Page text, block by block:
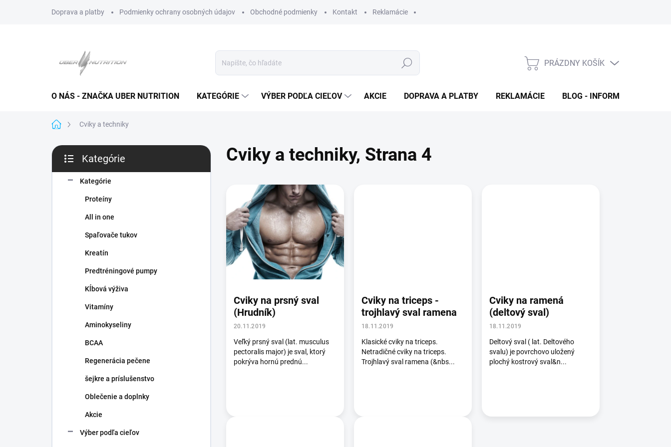
Doprava a platby Podmienky ochrany osobných údajov Obchodné podmienky Kontakt Reklamácie
Hľadať
NÁKUPNÝ
PRÁZDNY KOŠÍK
O NÁS - ZNAČKA UBER NUTRITION KATEGÓRIE VÝBER PODĽA CIEĽOV AKCIE DOPRAVA A PLATBY REKLAMÁCIE BLOG - INFORMAČNÉ
DomovCviky a techniky
B
č
kategórie
Kategórie
Kategórie
Proteíny
All in one
Spaľovače tukov
Kreatín
Predtréningové pumpy
Kĺbová výživa
Vitamíny
Aminokyseliny
BCAA
Regenerácia pečene
šejkre a príslušenstvo
Oblečenie a doplnky
Akcie
Výber podľa cieľov
Cviky a techniky, Strana 4
i
s
č
l
á
Cviky na prsný sval
(Hrudník)
20.11.2019
Veľký prsný sval (lat. musculus
pectoralis major) je sval, ktorý
pokrýva hornú prednú...
Cviky na triceps -
trojhlavý sval ramena
18.11.2019
Klasické cviky na triceps.
Netradičné cviky na triceps.
Trojhlavý sval ramena (&nbs...
Cviky na ramená
(deltový sval)
18.11.2019
Deltový sval ( lat. Deltového
svalu) je povrchovo uložený
plochý kostrový sval&n...